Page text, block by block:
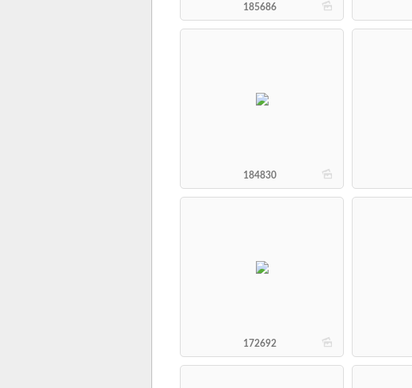
b
185686
b
184830
b
172692